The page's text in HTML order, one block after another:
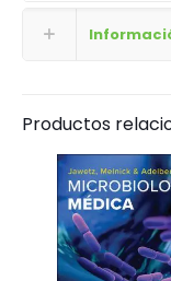
Productos